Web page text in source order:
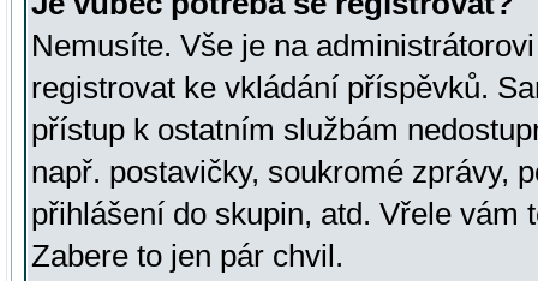
Nemusíte. Vše je na
registrovat ke vkládání příspěvků.
přístup k ostatním službám
např. postavičky, soukromé zprávy,
přihlášení do skupin, atd. Vřele vám
Zabere to jen pár chvil.